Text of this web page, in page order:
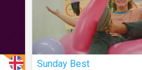
Sunday Best